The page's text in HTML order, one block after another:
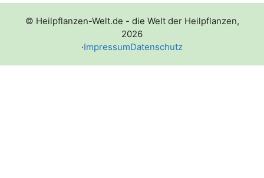
© Heilpflanzen-Welt.de - die Welt der Heilpflanzen,
2026
·ImpressumDatenschutz